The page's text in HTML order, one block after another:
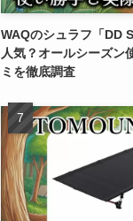
WAQのシュラフ「DD
人気？オールシーズン
ミを徹底調査